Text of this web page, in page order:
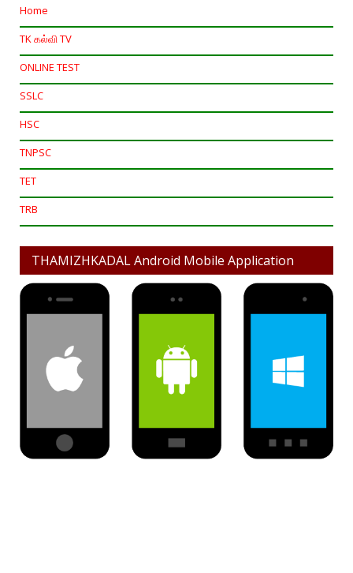
Home
TK கல்வி TV
ONLINE TEST
SSLC
HSC
TNPSC
TET
TRB
THAMIZHKADAL Android Mobile Application